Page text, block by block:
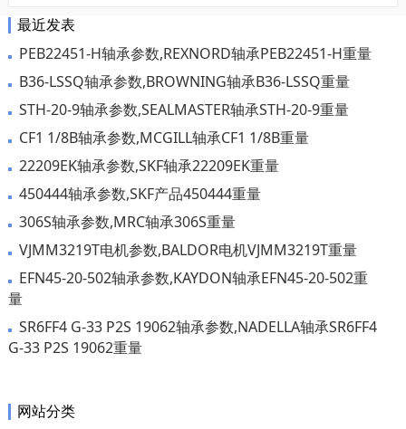
WNING轴承B5...
最近发表
PEB22451-H轴承参数,REXNORD轴承PEB22451-H重量
B36-LSSQ轴承参数,BROWNING轴承B36-LSSQ重量
STH-20-9轴承参数,SEALMASTER轴承STH-20-9重量
CF1 1/8B轴承参数,MCGILL轴承CF1 1/8B重量
22209EK轴承参数,SKF轴承22209EK重量
450444轴承参数,SKF产品450444重量
306S轴承参数,MRC轴承306S重量
VJMM3219T电机参数,BALDOR电机VJMM3219T重量
EFN45-20-502轴承参数,KAYDON轴承EFN45-20-502重
量
SR6FF4 G-33 P2S 19062轴承参数,NADELLA轴承SR6FF4
G-33 P2S 19062重量
网站分类